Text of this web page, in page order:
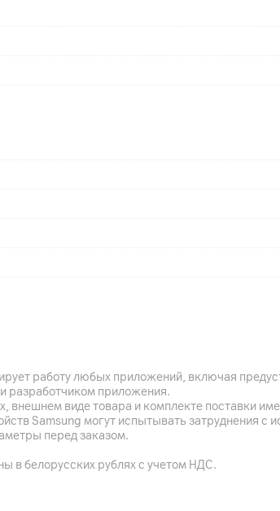
работу любых приложений, включая
разработчиком приложения.
внешнем виде товара и комплекте поставки
Samsung могут испытывать затруднения с
перед заказом.
в белорусских рублях с учетом НДС.